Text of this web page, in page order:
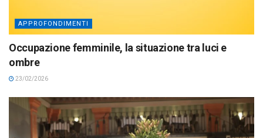
APPROFONDIMENTI
Occupazione femminile, la situazione tra luci e
ombre
23/02/2026